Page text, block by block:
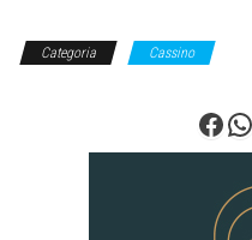
Categoria Cassino